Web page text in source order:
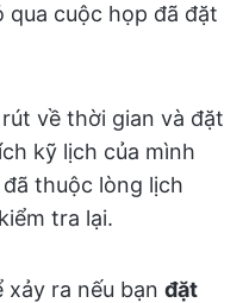
qua cuộc họp đã đặt
về thời gian và đặt
kỹ lịch của mình
thuộc lòng lịch
tra lại.
ra nếu bạn đặt